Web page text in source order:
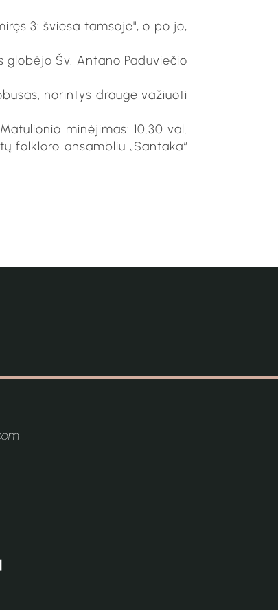
3: šviesa tamsoje", o po jo,
globėjo Šv. Antano Paduviečio
norintys drauge važiuoti
minėjimas: 10.30 val.
folkloro ansambliu „Santaka“